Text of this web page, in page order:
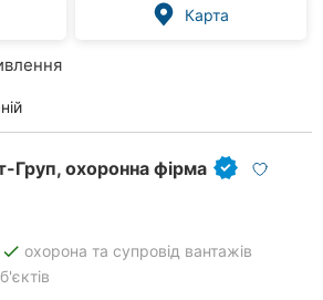
Карта
Груп, охоронна фірма
done охорона та супровід вантажів